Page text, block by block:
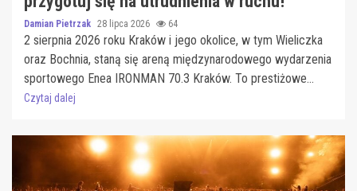
Damian Pietrzak 28 lipca 2026 64
2 sierpnia 2026 roku Kraków i jego okolice, w tym Wieliczka
oraz Bochnia, staną się areną międzynarodowego wydarzenia
sportowego Enea IRONMAN 70.3 Kraków. To prestiżowe...
Czytaj dalej